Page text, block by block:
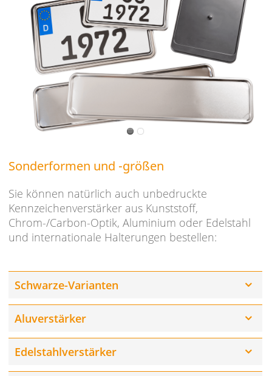
Sonderformen und -größen
Sie können natürlich auch unbedruckte
Kennzeichenverstärker aus Kunststoff,
Chrom-/Carbon-Optik, Aluminium oder Edelstahl
und internationale Halterungen bestellen:
Schwarze-Varianten
Aluverstärker
Edelstahlverstärker